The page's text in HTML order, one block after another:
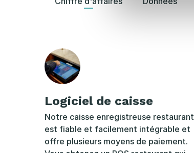
Logiciel de caisse
Notre caisse enregistreuse restaurant
est fiable et facilement intégrable et
offre plusieurs moyens de paiement.